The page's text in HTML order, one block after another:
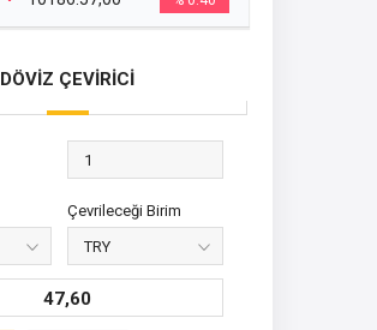
DÖVİZ ÇEVİRİCİ
Çevrileceği Birim
47,60